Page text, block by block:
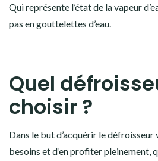
Qui représente l’état de la vapeur
pas en gouttelettes d’eau.
Quel
choisir ?
Dans le but d’acquérir le défroisseur
besoins et d’en profiter pleinement,